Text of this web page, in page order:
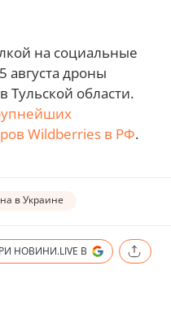
на социальные
августа дроны
Тульской области.
Wildberries в РФ.
в Украине
НОВИНИ.LIVE В